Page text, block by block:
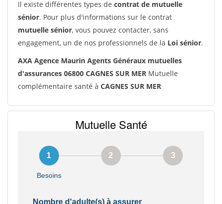
Il existe différentes types de contrat de mutuelle
sénior. Pour plus d'informations sur le contrat
mutuelle sénior, vous pouvez contacter, sans
engagement, un de nos professionnels de la Loi sénior.
AXA Agence Maurin Agents Généraux mutuelles
d'assurances 06800 CAGNES SUR MER Mutuelle
complémentaire santé à CAGNES SUR MER